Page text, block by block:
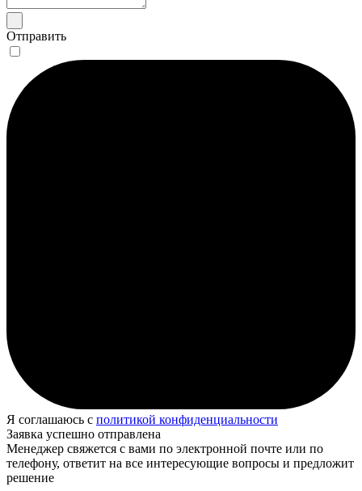
Отправить
Я соглашаюсь с политикой конфиденциальности
Заявка успешно отправлена
Менеджер свяжется с вами по электронной почте или по
телефону, ответит на все интересующие вопросы и предложит
решение